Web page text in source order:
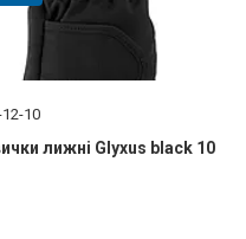
10
лижні Glyxus black 10